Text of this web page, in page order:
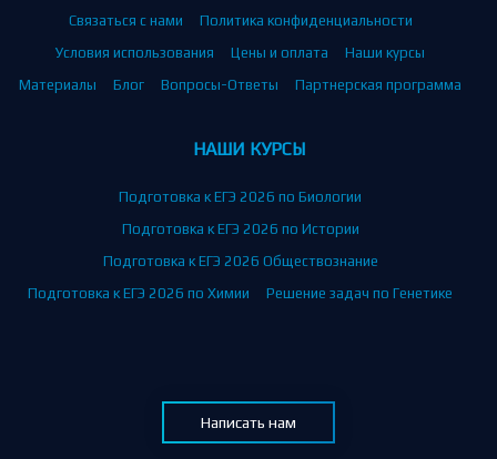
Связаться с нами
Политика конфиденциальности
Условия использования
Цены и оплата
Наши курсы
Материалы
Блог Вопросы-Ответы Партнерская программа
НАШИ КУРСЫ
Подготовка к ЕГЭ 2026 по Биологии
Подготовка к ЕГЭ 2026 по Истории
Подготовка к ЕГЭ 2026 Обществознание
Подготовка к ЕГЭ 2026 по Химии
Решение задач по Генетике
Написать нам